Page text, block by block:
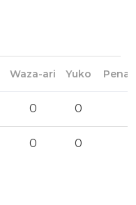
Waza-ari Yuko
0 0
0 0